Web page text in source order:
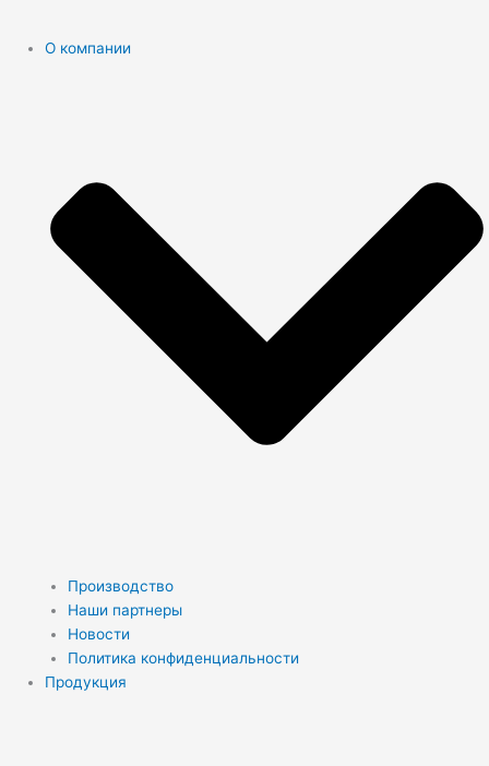
О компании
Производство
Наши партнеры
Новости
Политика конфиденциальности
Продукция